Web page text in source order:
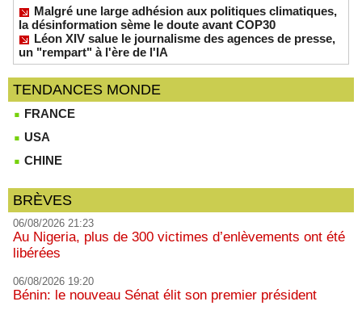
Malgré une large adhésion aux politiques climatiques,
la désinformation sème le doute avant COP30
Léon XIV salue le journalisme des agences de presse,
un "rempart" à l'ère de l'IA
TENDANCES MONDE
FRANCE
USA
CHINE
BRÈVES
06/08/2026 21:23
Au Nigeria, plus de 300 victimes d’enlèvements ont été
libérées
06/08/2026 19:20
Bénin: le nouveau Sénat élit son premier président